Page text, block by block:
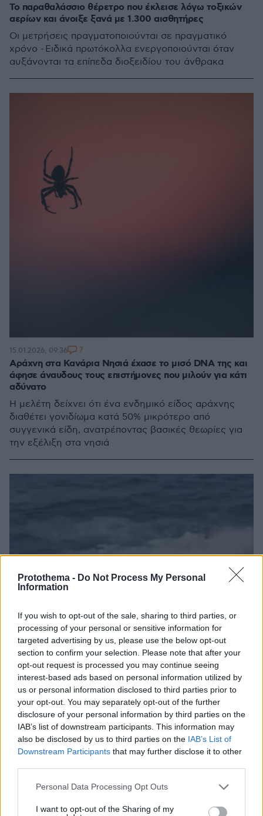
Protothema - Do Not Process My Personal
Information
If you wish to opt-out of the sale, sharing to third parties, or
processing of your personal or sensitive information for
targeted advertising by us, please use the below opt-out
section to confirm your selection. Please note that after your
opt-out request is processed you may continue seeing
interest-based ads based on personal information utilized by
us or personal information disclosed to third parties prior to
your opt-out. You may separately opt-out of the further
disclosure of your personal information by third parties on the
IAB’s list of downstream participants. This information may
also be disclosed by us to third parties on the IAB’s List of
Downstream Participants that may further disclose it to other
Please note that this website/app uses one or more Google
not limited to your visit or usage behaviour. You may click to
Personal Data Processing Opt Outs
I want to opt-out of the Sharing of my
Το παραθαλάσσιο θέρετρο που έκλεισε λόγω τοξικών
αερίων και άνοιξε ξανά με 1.300 αισθητήρες
Οι μετρήσεις πραγματοποιούνται σε πραγματικό
χρόνο - Ειδικά πρωτόκολλα ενεργοποιούνται όταν
αυξάνονται τα επίπεδα διοξειδίου του άνθρακα
Αράχνη στα Κανάρια Νησιά έχασε το μισό DNA της και
άφησε άναυδους τους επιστήμονες που μιλούν για κάτι
αδύνατο
Η μελέτη δείχνει ότι ένα ενδημικό είδος αράχνης
διαθέτει γονιδίωμα κατά 50% μικρότερο από
συγγενικά είδη, ανατρέποντας βασικές θεωρίες για
την εξέλιξη στα νησιά
15.01.2026, 09:36 7
Δείτε βίντεο: Τέσσερις νεκροί και ένας αγνοούμενος
μετά από τεράστιο κύμα που παρέσυρε λουόμενους σε
φυσική πισίνα στην Τενερίφη
Οι λουόμενοι αγνόησαν τις πινακίδες και τις
εμποδίσουν οποιονδήποτε να μπει στην πισίνα λόγω
09.12.2025, 17:49 17